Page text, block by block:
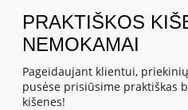
PRAKTIŠKOS
NEMOKAMAI
Pageidaujant klientui,
pusėse prisiūsime praktiškas
kišenes!